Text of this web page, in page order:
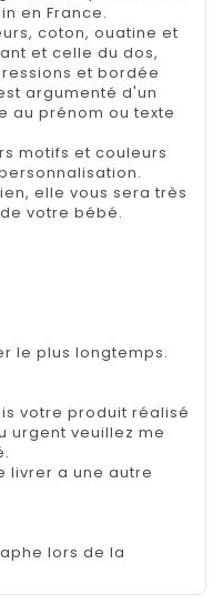
en France.
coton, ouatine et
et celle du dos,
et bordée
argumenté d'un
au prénom ou texte
motifs et couleurs
elle vous sera très
votre bébé.
le plus longtemps.
votre produit réalisé
urgent veuillez me
livrer a une autre
lors de la